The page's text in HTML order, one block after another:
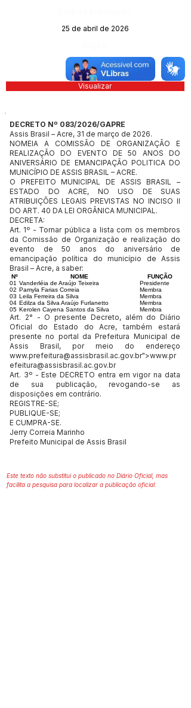
25 de abril de 2026
Visualizar
DECRETO Nº 083/2026/GAPRE
Assis Brasil – Acre, 31 de março de 2026.
NOMEIA A COMISSÃO DE ORGANIZAÇÃO E
REALIZAÇÃO DO EVENTO DE 50 ANOS DO
ANIVERSÁRIO DE EMANCIPAÇÃO POLITICA DO
MUNICÍPIO DE ASSIS BRASIL – ACRE.
O PREFEITO MUNICIPAL DE ASSIS BRASIL –
ESTADO DO ACRE, NO USO DE SUAS
ATRIBUIÇÕES LEGAIS PREVISTAS NO INCISO II
DO ART. 40 DA LEI ORGÂNICA MUNICIPAL.
DECRETA:
Art. 1º - Tornar pública a lista com os membros
da Comissão de Organização e realização do
evento de 50 anos do aniversário de
emancipação política do município de Assis
Brasil – Acre, a saber:
Nº NOME
FUNÇÃO
01 Vanderléia de Araújo Teixeira
Presidente
02 Pamyla Farias Correia
Membra
03 Leila Ferreira da Silva
Membra
04 Edilza da Silva Araújo Furlanetto
Membra
05 Kerolen Cayena Santos da Silva Membra
Art. 2° - O presente Decreto, além do Diário
Oficial do Estado do Acre, também estará
presente no portal da Prefeitura Municipal de
Assis Brasil, por meio do endereço
www.prefeitura@assisbrasil.ac.gov.br">www.pr
efeitura@assisbrasil.ac.gov.br
Art. 3º - Este DECRETO entra em vigor na data
de sua publicação, revogando-se as
disposições em contrário.
REGISTRE-SE;
PUBLIQUE-SE;
E CUMPRA-SE.
Jerry Correia Marinho
Prefeito Municipal de Assis Brasil
Este texto não substitui o publicado no Diário Oficial, mas
facilita a pesquisa para localizar a publicação oficial.